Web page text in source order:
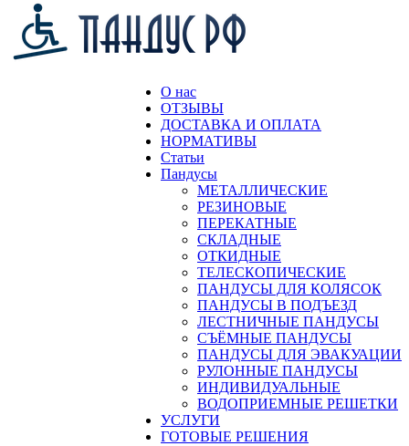
О нас
ОТЗЫВЫ
ДОСТАВКА И ОПЛАТА
НОРМАТИВЫ
Статьи
Пандусы
МЕТАЛЛИЧЕСКИЕ
РЕЗИНОВЫЕ
ПЕРЕКАТНЫЕ
СКЛАДНЫЕ
ОТКИДНЫЕ
ТЕЛЕСКОПИЧЕСКИЕ
ПАНДУСЫ ДЛЯ КОЛЯСОК
ПАНДУСЫ В ПОДЪЕЗД
ЛЕСТНИЧНЫЕ ПАНДУСЫ
CЪЁМНЫЕ ПАНДУСЫ
ПАНДУСЫ ДЛЯ ЭВАКУАЦИИ
РУЛОННЫЕ ПАНДУСЫ
ИНДИВИДУАЛЬНЫЕ
ВОДОПРИЕМНЫЕ РЕШЕТКИ
УСЛУГИ
ГОТОВЫЕ РЕШЕНИЯ